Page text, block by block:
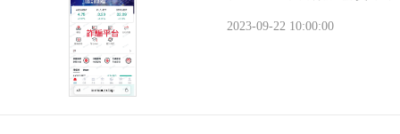
2023-09-22 10:00:00